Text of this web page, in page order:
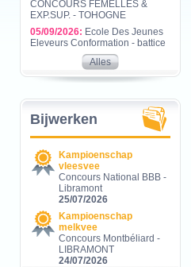
CONCOURS FEMELLES &
EXP.SUP. - TOHOGNE
05/09/2026: Ecole Des Jeunes
Eleveurs Conformation - battice
Alles
Bijwerken
Kampioenschap
vleesvee
Concours National BBB -
Libramont
25/07/2026
Kampioenschap
melkvee
Concours Montbéliard -
LIBRAMONT
24/07/2026